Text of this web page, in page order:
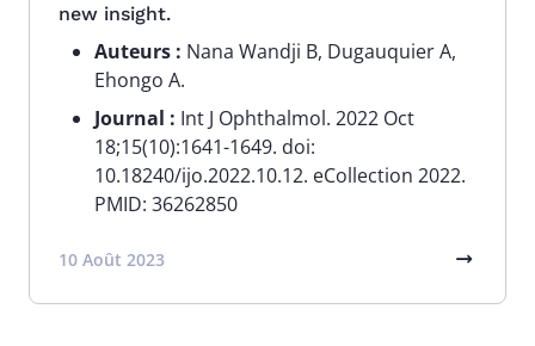
new insight.
Auteurs : Nana Wandji B, Dugauquier A,
Ehongo A.
Journal : Int J Ophthalmol. 2022 Oct
18;15(10):1641-1649. doi:
10.18240/ijo.2022.10.12. eCollection 2022.
PMID: 36262850
10 Août 2023